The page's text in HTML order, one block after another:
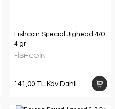
Fishcoin Special Jighead 4/0
4 gr
FİSHCOİN
141,00 TL Kdv Dahil